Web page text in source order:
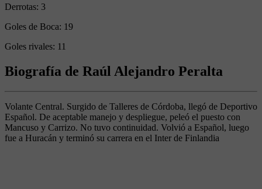
Derrotas: 3
Goles de Boca: 19
Goles rivales: 11
Biografía de Raúl Alejandro Peralta
Volante Central. Surgido de Talleres de Córdoba, llegó de Deportivo
Español. De aceptable manejo y despliegue, peleó el puesto con
Mancuso y Carrizo. No tuvo continuidad. Volvió a Español, luego
fue a Huracán y terminó su carrera en el Inter de Finlandia